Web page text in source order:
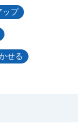
ップ
せる